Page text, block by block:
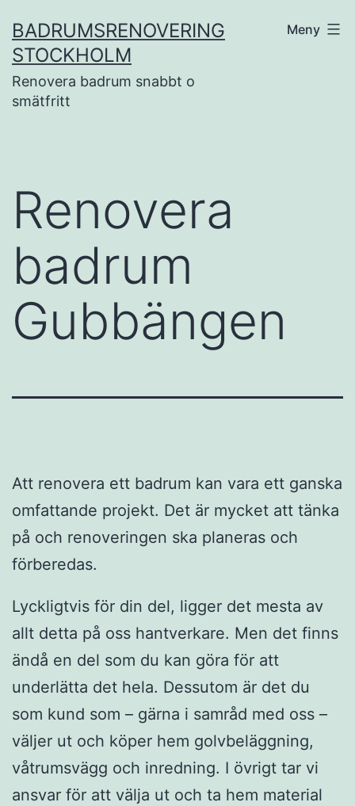
till
innehåll
BADRUMSRENOVERING
STOCKHOLM
Renovera badrum snabbt o
smätfritt
Meny
Renovera
badrum
Gubbängen
Att renovera ett badrum kan vara ett ganska
omfattande projekt. Det är mycket att tänka
på och renoveringen ska planeras och
förberedas.
Lyckligtvis för din del, ligger det mesta av
allt detta på oss hantverkare. Men det finns
ändå en del som du kan göra för att
underlätta det hela. Dessutom är det du
som kund som – gärna i samråd med oss –
väljer ut och köper hem golvbeläggning,
våtrumsvägg och inredning. I övrigt tar vi
ansvar för att välja ut och ta hem material